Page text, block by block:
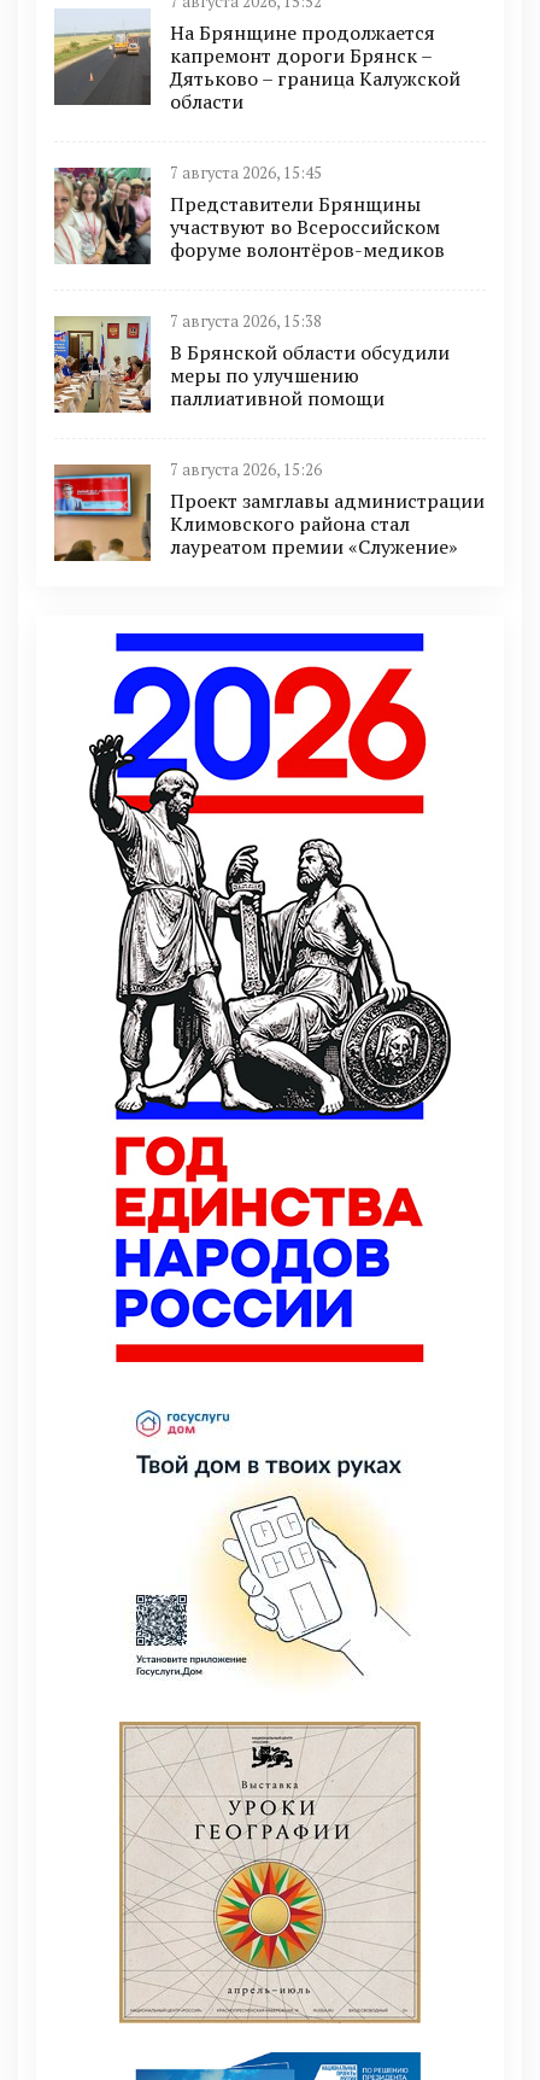
На Брянщине продолжается
капремонт дороги Брянск –
Дятьково – граница Калужской
области
7 августа 2026, 15:45
Представители Брянщины
участвуют во Всероссийском
форуме волонтёров-медиков
7 августа 2026, 15:38
В Брянской области обсудили
меры по улучшению
паллиативной помощи
7 августа 2026, 15:26
Проект замглавы администрации
Климовского района стал
лауреатом премии «Служение»